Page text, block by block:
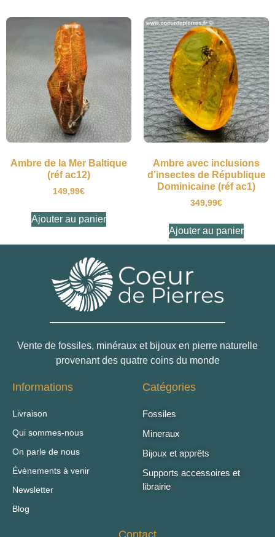
Ambre de la Mer Baltique
(réf ac12)
149,99€
Ajouter au panier
Ambre avec inclusions
d’insectes de République
Dominicaine (réf ac1)
349,99€
Ajouter au panier
Vente de fossiles, minéraux et bijoux en pierre naturelle
provenant des quatre coins du monde
Informations
Livraison
Qui sommes-nous
On parle de nous
Évènements à venir
Newsletter
Blog
Catégories
Fossiles
Mineraux
Bijoux et apprêts
Supports accessoires et
librairie